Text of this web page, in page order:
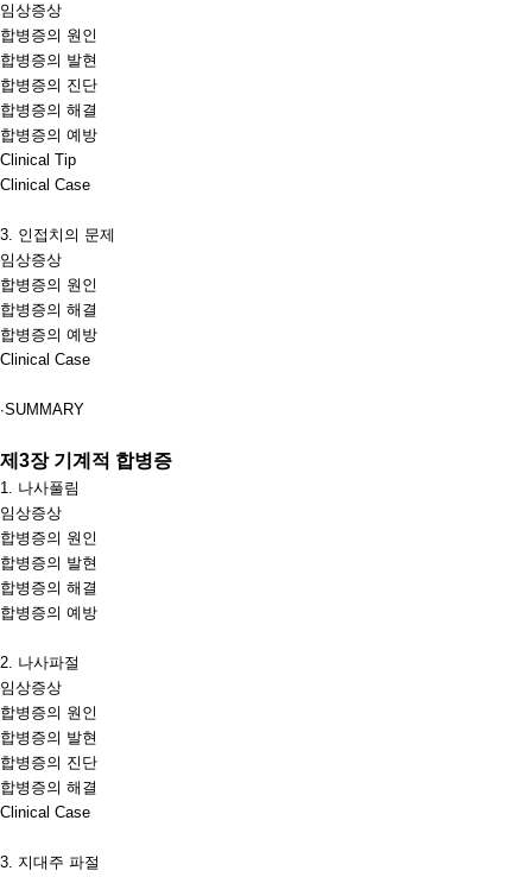
임상증상
합병증의 원인
합병증의 발현
합병증의 진단
합병증의 해결
합병증의 예방
Clinical Tip
Clinical Case
3. 인접치의 문제
임상증상
합병증의 원인
합병증의 해결
합병증의 예방
Clinical Case
∙SUMMARY
제 3장 기계적 합병증
1. 나사풀림
임상증상
합병증의 원인
합병증의 발현
합병증의 해결
합병증의 예방
2. 나사파절
임상증상
합병증의 원인
합병증의 발현
합병증의 진단
합병증의 해결
Clinical Case
3. 지대주 파절